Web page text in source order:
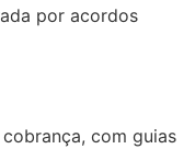
por acordos
com guias